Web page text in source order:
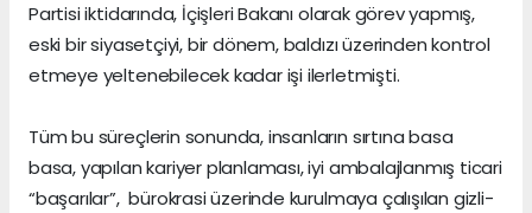
Partisi iktidarında, İçişleri Bakanı olarak görev yapmış,
eski bir siyasetçiyi, bir dönem, baldızı üzerinden kontrol
etmeye yeltenebilecek kadar işi ilerletmişti.
Tüm bu süreçlerin sonunda, insanların sırtına basa
basa, yapılan kariyer planlaması, iyi ambalajlanmış ticari
“başarılar”, bürokrasi üzerinde kurulmaya çalışılan gizli-